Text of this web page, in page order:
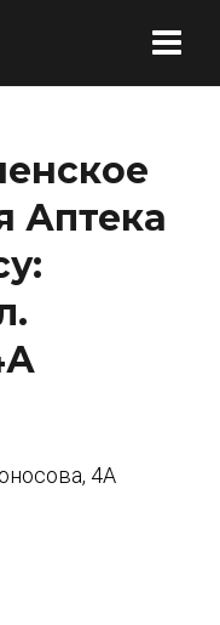
Аптека
4А